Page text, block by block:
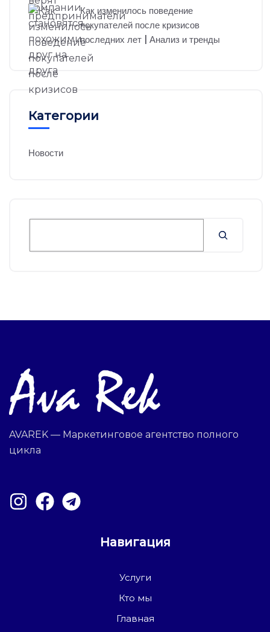
Как изменилось поведение
покупателей после кризисов
последних лет | Анализ и тренды
Категории
Новости
AVAREK — Маркетинговое агентство полного
цикла
Навигация
Услуги
Кто мы
Главная